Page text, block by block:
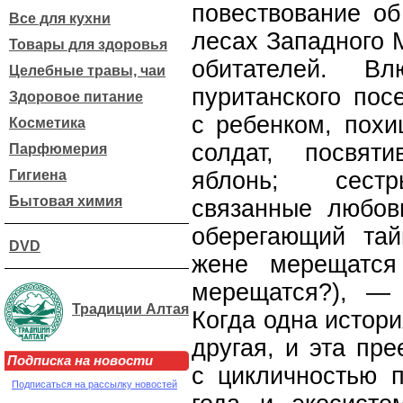
Все для кухни
Товары для здоровья
Целебные травы, чаи
Здоровое питание
Косметика
Парфюмерия
Гигиена
Бытовая химия
DVD
Традиции Алтая
Подписка на новости
Подписаться на рассылку новостей
повествование
лесах Западного
обитателей.
пуританского
с ребенком,
солдат,
яблонь;
связанные
оберегающий
жене
мерещатся?), —
Когда одна
другая, и эта
с цикличностью